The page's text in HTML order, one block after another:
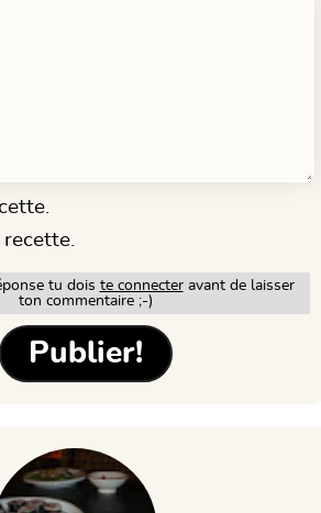
tu dois te connecteravant de laisser
ton commentaire ;-)